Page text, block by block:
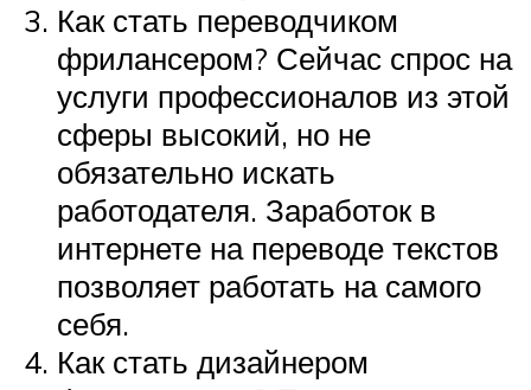
Как стать переводчиком
фрилансером? Сейчас спрос на
услуги профессионалов из этой
сферы высокий, но не
обязательно искать
работодателя. Заработок в
интернете на переводе текстов
позволяет работать на самого
себя.
Как стать дизайнером